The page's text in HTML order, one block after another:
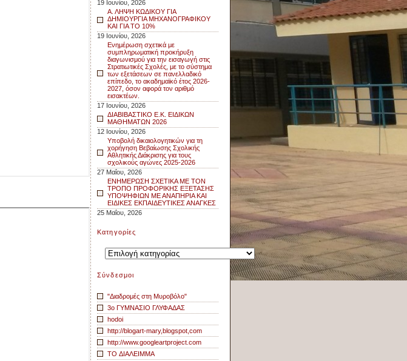
19 Ιουνίου, 2026
Α. ΛΗΨΗ ΚΩΔΙΚΟΥ ΓΙΑ
ΔΗΜΙΟΥΡΓΙΑ ΜΗΧΑΝΟΓΡΑΦΙΚΟΥ
ΚΑΙ ΓΙΑ ΤΟ 10%
19 Ιουνίου, 2026
Ενημέρωση σχετικά με
συμπληρωματική προκήρυξη
διαγωνισμού για την εισαγωγή στις
Στρατιωτικές Σχολές, με το σύστημα
των εξετάσεων σε πανελλαδικό
επίπεδο, το ακαδημαϊκό έτος 2026-
2027, όσον αφορά τον αριθμό
εισακτέων.
17 Ιουνίου, 2026
ΔΙΑΒΙΒΑΣΤΙΚΟ Ε.Κ. ΕΙΔΙΚΩΝ
ΜΑΘΗΜΑΤΩΝ 2026
12 Ιουνίου, 2026
Υποβολή δικαιολογητικών για τη
χορήγηση Βεβαίωσης Σχολικής
Αθλητικής Διάκρισης για τους
σχολικούς αγώνες 2025-2026
27 Μαΐου, 2026
ΕΝΗΜΕΡΩΣΗ ΣΧΕΤΙΚΑ ΜΕ ΤΟΝ
ΤΡΟΠΟ ΠΡΟΦΟΡΙΚΗΣ ΕΞΕΤΑΣΗΣ
ΥΠΟΨΗΦΙΩΝ ΜΕ ΑΝΑΠΗΡΙΑ ΚΑΙ
ΕΙΔΙΚΕΣ ΕΚΠΑΙΔΕΥΤΙΚΕΣ ΑΝΑΓΚΕΣ
25 Μαΐου, 2026
Kατηγορίες
Kατηγορίες
Σύνδεσμοι
"Διαδρομές στη Μυροβόλο"
3o ΓΥΜΝΑΣΙΟ ΓΛΥΦΑΔΑΣ
hodoi
http://blogart-mary,blogspot,com
http://www.googleartproject.com
TO ΔΙΑΛΕΙΜΜΑ